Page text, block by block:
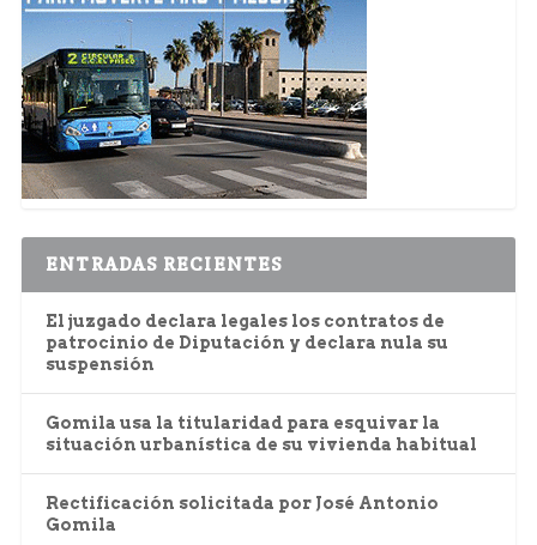
ENTRADAS RECIENTES
El juzgado declara legales los contratos de
patrocinio de Diputación y declara nula su
suspensión
Gomila usa la titularidad para esquivar la
situación urbanística de su vivienda habitual
Rectificación solicitada por José Antonio
Gomila